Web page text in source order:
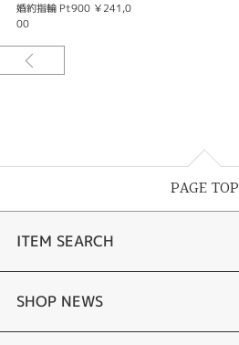
婚約指輪 Pt900 ￥241,0
00
PAGE TOP
ITEM SEARCH
婚約指輪
SHOP NEWS